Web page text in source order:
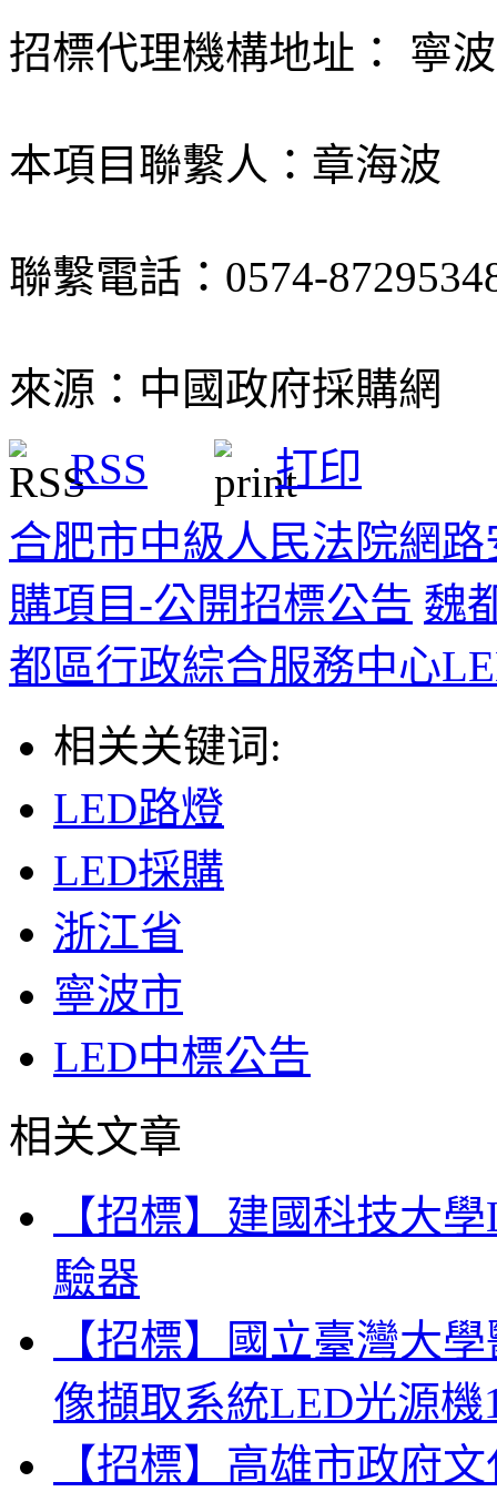
招標代理機構地址： 寧
本項目聯繫人：章海波
聯繫電話：0574-
來源：中國政府採購網
RSS
打印
合肥市中級人民法院網
購項目-公開招標公告 魏
都區行政綜合服務中心
相关关键词:
LED路燈
LED採購
浙江省
寧波市
LED中標公告
相关文章
【招標】建國科技大
驗器
【招標】國立臺灣大
像擷取系統LED光源機
【招標】高雄市政府